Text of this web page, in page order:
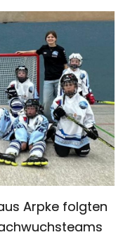
Arpke folgten